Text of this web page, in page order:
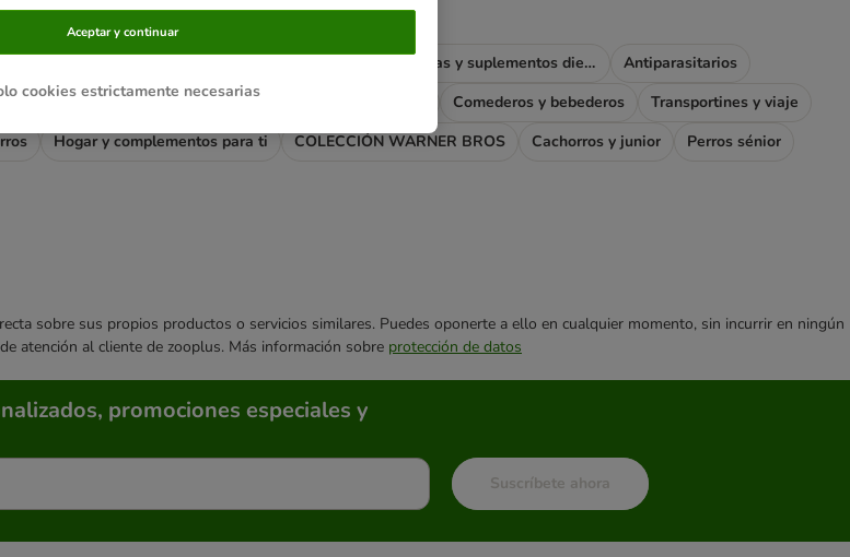
Vitaminas y suplementos dietéticos
Antiparasitarios
y deporte Arneses, correas y collares Comederos y bebederos
Transportines y viaje
Hogar y complementos para ti COLECCIÓN WARNER BROS Cachorros y junior
Perros sénior
sobre sus propios productos o servicios similares. Puedes oponerte a ello en cualquier momento, sin incurrir en ningún
atención al cliente de zooplus. Más información sobre protección de datos
promociones especiales y
Suscríbete ahora
cookies estrictamente necesarias
Aceptar y continuar